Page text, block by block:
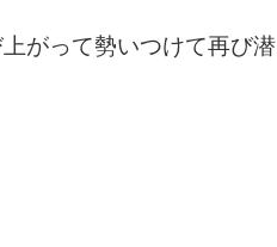
がって勢いつけて再び潜